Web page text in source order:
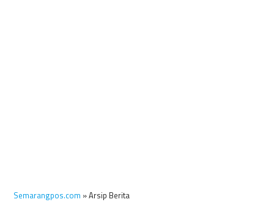
Semarangpos.com » Arsip Berita